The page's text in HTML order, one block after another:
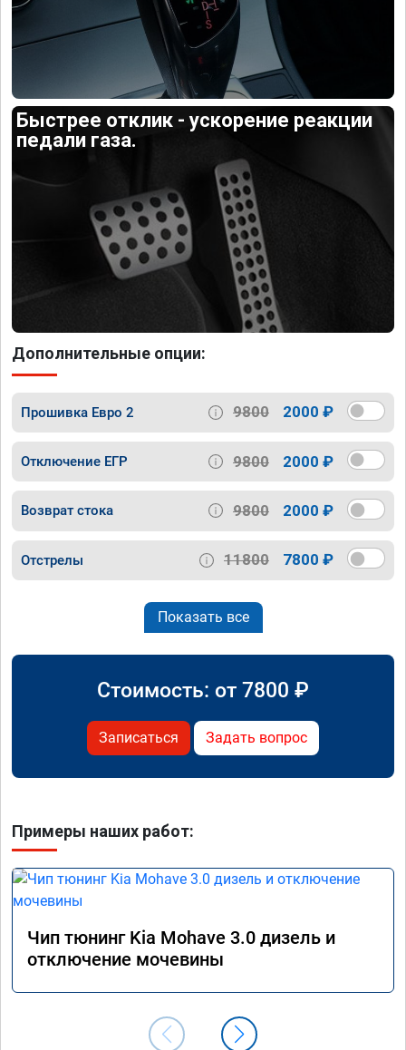
Быстрее отклик - ускорение реакции
педали газа.
Дополнительные опции:
Прошивка Евро 2 9800 2000 ₽
Отключение ЕГР 9800 2000 ₽
Возврат стока 9800 2000 ₽
Отстрелы 11800 7800 ₽
Показать все
Стоимость: от 7800 ₽
Записаться Задать вопрос
Примеры наших работ:
Чип тюнинг Kia Mohave 3.0 дизель и
отключение мочевины